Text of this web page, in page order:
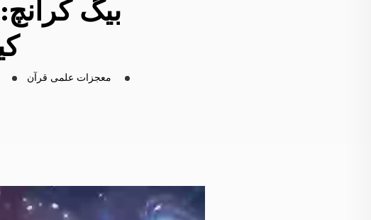
بیگ
معجزات علمی قرآن